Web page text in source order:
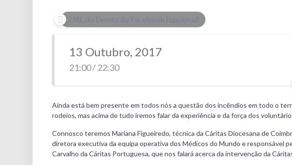
URL do Evento do Facebook (opcional)
13 Outubro, 2017
21:00 / 22:30
Ainda está bem presente em todos nós a questão dos incêndios em todo o
rodeios, mas acima de tudo iremos falar da experiência e da força dos
Connosco teremos Mariana Figueiredo, técnica da Cáritas Diocesana de
diretora executiva da equipa operativa dos Médicos do Mundo e responsável
Carvalho da Cáritas Portuguesa, que nos falará acerca da intervenção da